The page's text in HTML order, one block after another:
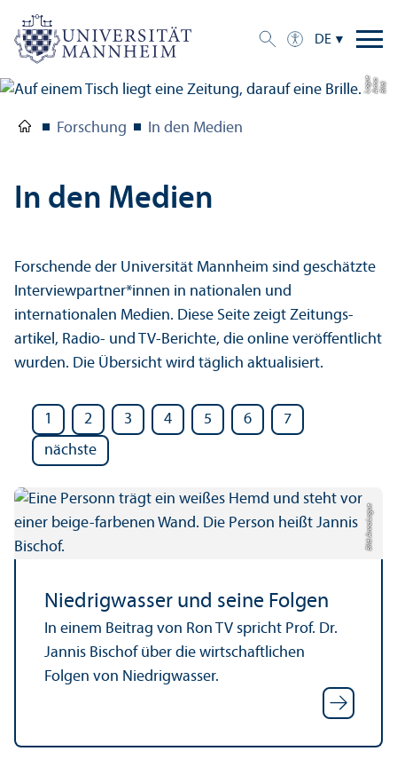
DE
Bil
d:
A
n
n
aL
o
g
u
e
Forschung In den Medien
In den Medien
Forschende der Universität Mannheim sind geschätzte
Interview­partner*innen in nationalen und
internationalen Medien. Diese Seite zeigt Zeitungs­
artikel, Radio- und TV-Berichte, die online veröffentlicht
wurden. Die Über­sicht wird täglich aktualisiert.
1 2 3 4 5 6
7
nächste
Bild: Anna Logue
Niedrigwasser und seine Folgen
In einem Beitrag von Ron TV spricht Prof. Dr.
Jannis Bischof über die wirtschaft­lichen
Folgen von Niedrigwasser.